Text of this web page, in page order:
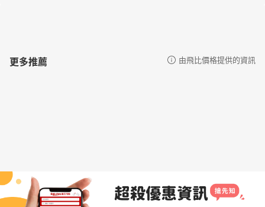
更多推薦 由飛比價格提供的資訊